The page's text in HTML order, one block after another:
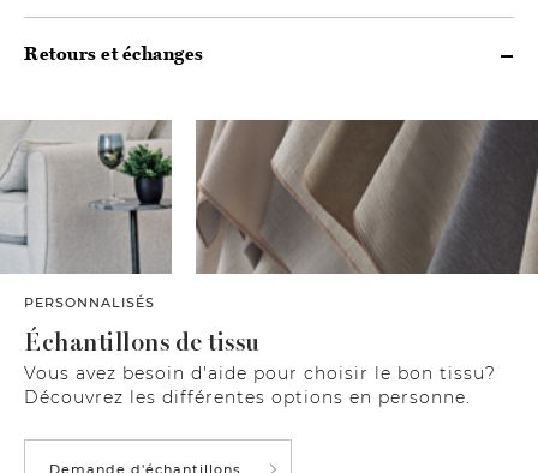
Retours et échanges
PERSONNALISÉS
Échantillons de tissu
Vous avez besoin d'aide pour choisir le bon tissu?
Découvrez les différentes options en personne.